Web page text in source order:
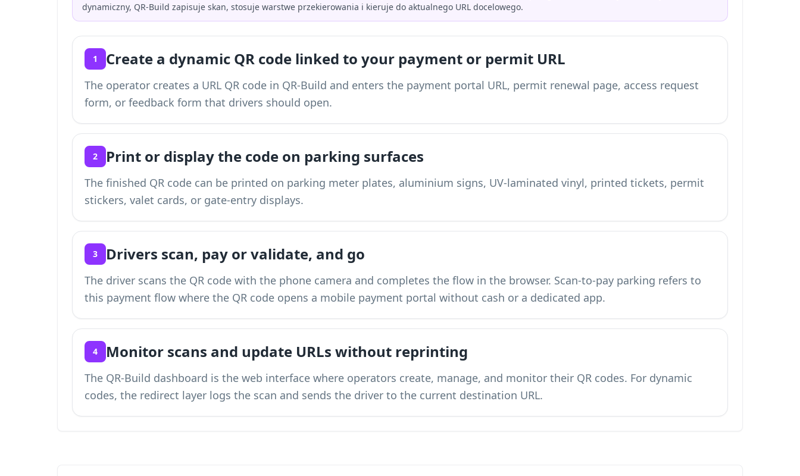
dynamiczny, QR-Build zapisuje skan, stosuje warstwe przekierowania i kieruje do aktualnego URL docelowego.
1 Create a dynamic QR code linked to your payment or permit URL
The operator creates a URL QR code in QR-Build and enters the payment portal URL, permit renewal page, access request
form, or feedback form that drivers should open.
2 Print or display the code on parking surfaces
The finished QR code can be printed on parking meter plates, aluminium signs, UV-laminated vinyl, printed tickets, permit
stickers, valet cards, or gate-entry displays.
3 Drivers scan, pay or validate, and go
The driver scans the QR code with the phone camera and completes the flow in the browser. Scan-to-pay parking refers to
this payment flow where the QR code opens a mobile payment portal without cash or a dedicated app.
4 Monitor scans and update URLs without reprinting
The QR-Build dashboard is the web interface where operators create, manage, and monitor their QR codes. For dynamic
codes, the redirect layer logs the scan and sends the driver to the current destination URL.